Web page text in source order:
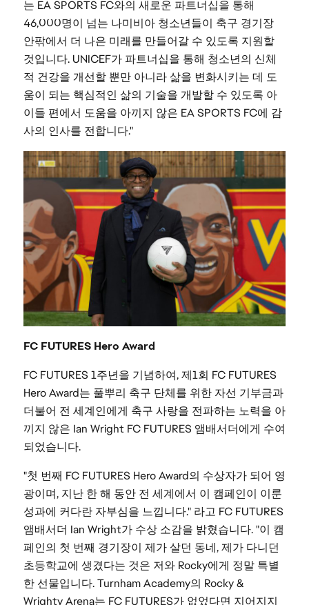
는 EA SPORTS FC와의 새로운 파트너십을 통해
46,000명이 넘는 나미비아 청소년들이 축구 경기장
안팎에서 더 나은 미래를 만들어갈 수 있도록 지원할
것입니다. UNICEF가 파트너십을 통해 청소년의 신체
적 건강을 개선할 뿐만 아니라 삶을 변화시키는 데 도
움이 되는 핵심적인 삶의 기술을 개발할 수 있도록 아
이들 편에서 도움을 아끼지 않은 EA SPORTS FC에 감
사의 인사를 전합니다."
FC FUTURES Hero Award
FC FUTURES 1주년을 기념하여, 제1회 FC FUTURES
Hero Award는 풀뿌리 축구 단체를 위한 자선 기부금과
더불어 전 세계인에게 축구 사랑을 전파하는 노력을 아
끼지 않은 Ian Wright FC FUTURES 앰배서더에게 수여
되었습니다.
"첫 번째 FC FUTURES Hero Award의 수상자가 되어 영
광이며, 지난 한 해 동안 전 세계에서 이 캠페인이 이룬
성과에 커다란 자부심을 느낍니다." 라고 FC FUTURES
앰배서더 Ian Wright가 수상 소감을 밝혔습니다. "이 캠
페인의 첫 번째 경기장이 제가 살던 동네, 제가 다니던
초등학교에 생겼다는 것은 저와 Rocky에게 정말 특별
한 선물입니다. Turnham Academy의 Rocky &
Wrighty Arena는 FC FUTURES가 없었다면 지어지지